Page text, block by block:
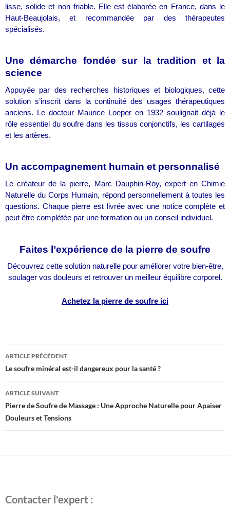
lisse, solide et non friable. Elle est élaborée en France, dans le
Haut-Beaujolais, et recommandée par des thérapeutes
spécialisés.
Une démarche fondée sur la tradition et la
science
Appuyée par des recherches historiques et biologiques, cette
solution s’inscrit dans la continuité des usages thérapeutiques
anciens. Le docteur Maurice Loeper en 1932 soulignait déjà le
rôle essentiel du soufre dans les tissus conjonctifs, les cartilages
et les artères.
Un accompagnement humain et personnalisé
Le créateur de la pierre, Marc Dauphin-Roy, expert en Chimie
Naturelle du Corps Humain, répond personnellement à toutes les
questions. Chaque pierre est livrée avec une notice complète et
peut être complétée par une formation ou un conseil individuel.
Faites l’expérience de la pierre de soufre
Découvrez cette solution naturelle pour améliorer votre bien-être,
soulager vos douleurs et retrouver un meilleur équilibre corporel.
Achetez la pierre de soufre ici
Navigation
des
articles
ARTICLE PRÉCÉDENT
Le soufre minéral est-il dangereux pour la santé ?
ARTICLE SUIVANT
Pierre de Soufre de Massage : Une Approche Naturelle pour Apaiser
Douleurs et Tensions
Contacter l'expert :